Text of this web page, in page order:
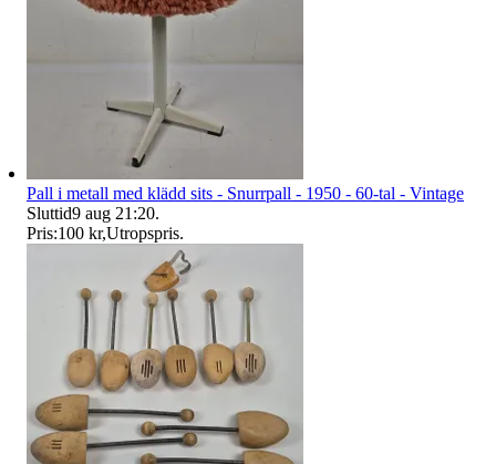
Pall i metall med klädd sits - Snurrpall - 1950 - 60-tal - Vintage
Sluttid9 aug 21:20.
Pris:100 kr,Utropspris.